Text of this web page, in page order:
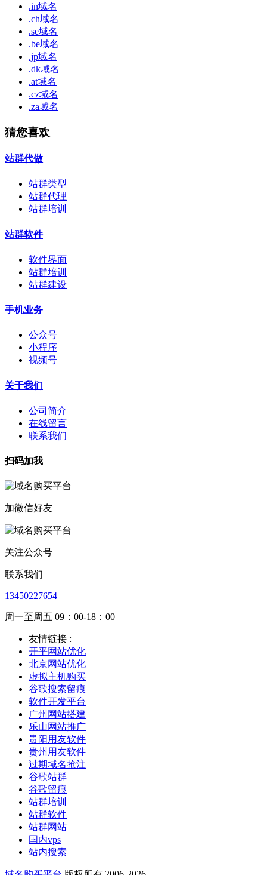
.in域名
.ch域名
.se域名
.be域名
.jp域名
.dk域名
.at域名
.cz域名
.za域名
猜您喜欢
站群代做
站群类型
站群代理
站群培训
站群软件
软件界面
站群培训
站群建设
手机业务
公众号
小程序
视频号
关于我们
公司简介
在线留言
联系我们
扫码加我
加微信好友
关注公众号
联系我们
13450227654
周一至周五 09：00-18：00
友情链接 :
开平网站优化
北京网站优化
虚拟主机购买
谷歌搜索留痕
软件开发平台
广州网站搭建
乐山网站推广
贵阳用友软件
贵州用友软件
过期域名抢注
谷歌站群
谷歌留痕
站群培训
站群软件
站群网站
国内vps
站内搜索